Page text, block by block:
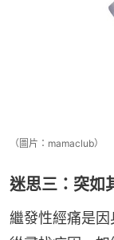
（圖片：mamaclub）
迷思三：突如
繼發性經痛是